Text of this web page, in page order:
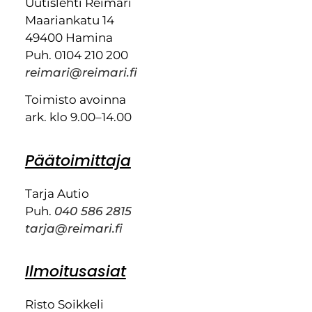
Maariankatu 14
49400 Hamina
Puh. 0104 210 200
reimari@reimari.fi
Toimisto avoinna
ark. klo 9.00–14.00
Päätoimittaja
Tarja Autio
Puh. 040 586 2815
tarja@reimari.fi
Ilmoitusasiat
Risto Soikkeli